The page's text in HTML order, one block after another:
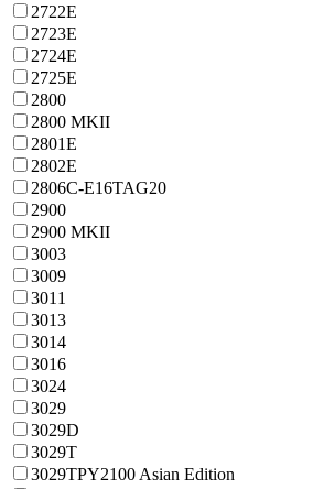
2722E
2723E
2724E
2725E
2800
2800 MKII
2801E
2802E
2806C-E16TAG20
2900
2900 MKII
3003
3009
3011
3013
3014
3016
3024
3029
3029D
3029T
3029TPY2100 Asian Edition